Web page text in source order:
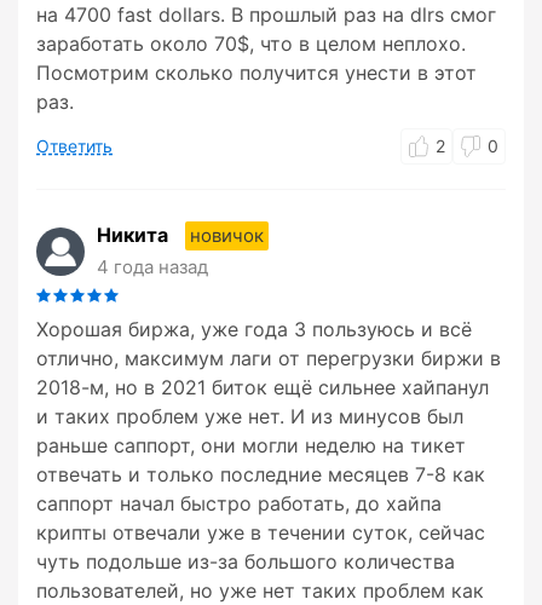
на 4700 fast dollars. В прошлый раз на dlrs смог
заработать около 70$, что в целом неплохо.
Посмотрим сколько получится унести в этот
раз.
Ответить 2 0
Никита
новичок
4 года назад
Хорошая биржа, уже года 3 пользуюсь и всё
отлично, максимум лаги от перегрузки биржи в
2018-м, но в 2021 биток ещё сильнее хайпанул
и таких проблем уже нет. И из минусов был
раньше саппорт, они могли неделю на тикет
отвечать и только последние месяцев 7-8 как
саппорт начал быстро работать, до хайпа
крипты отвечали уже в течении суток, сейчас
чуть подольше из-за большого количества
пользователей, но уже нет таких проблем как